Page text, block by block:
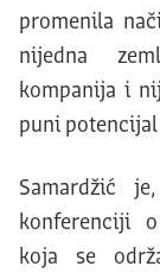
promenila
nijedna
kompanija i
puni potencijal
Samardžić
konferenciji
koja se